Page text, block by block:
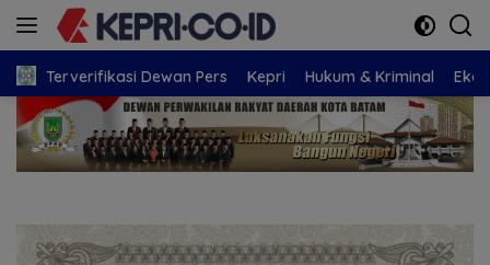
Langsung
Terverifikasi Dewan Pers Kepri Hukum & Kriminal